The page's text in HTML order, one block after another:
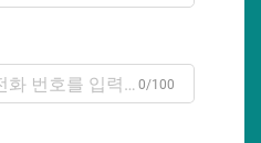
0/100